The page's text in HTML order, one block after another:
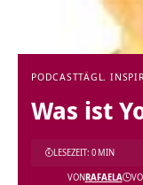
PODCASTTÄGL.
Was ist
VONRAFAELA
LESEZEIT: 0 MIN